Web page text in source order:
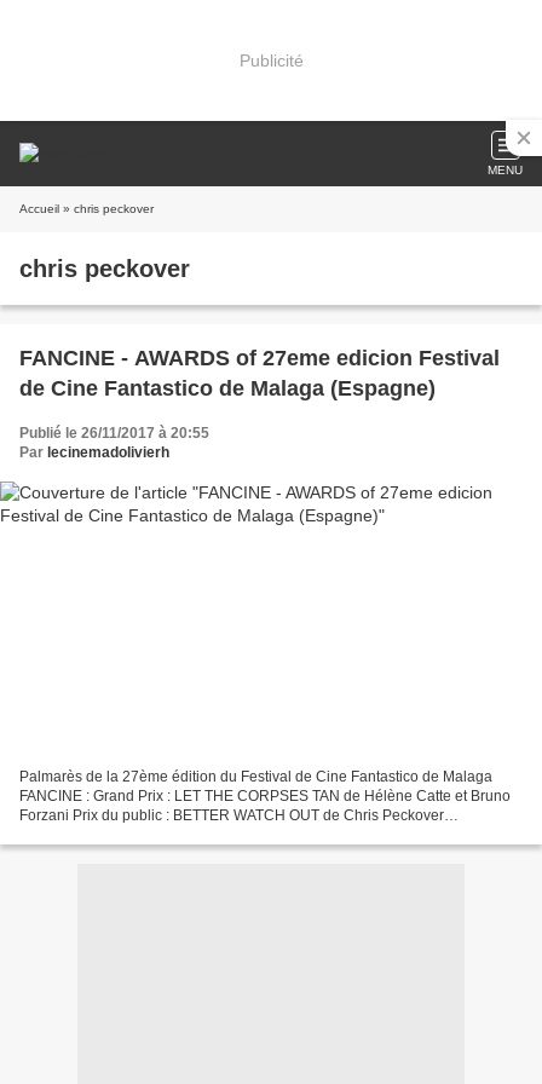
Publicité
MENU
Accueil » chris peckover
chris peckover
FANCINE - AWARDS of 27eme edicion Festival
de Cine Fantastico de Malaga (Espagne)
Publié le 26/11/2017 à 20:55
Par lecinemadolivierh
Palmarès de la 27ème édition du Festival de Cine Fantastico de Malaga
FANCINE : Grand Prix : LET THE CORPSES TAN de Hélène Catte et Bruno
Forzani Prix du public : BETTER WATCH OUT de Chris Peckover
cadavres-d-helene-cattet-et-bruno-forzani-france-belgique.html...